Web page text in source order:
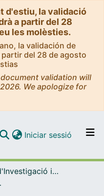
d'estiu, la validació
a partir del 28
les molèsties.
la validación de
del 28 de agosto
validation will
We apologize for
per tot el DD
publicar
Iniciar sessió (current)
Mètodes d'Investigació i Diagnòstic en Educació
Educació)